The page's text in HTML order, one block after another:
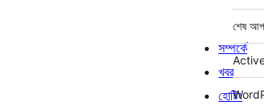
শেষ
সম্পর্কে
খবর
হোষ্টিং